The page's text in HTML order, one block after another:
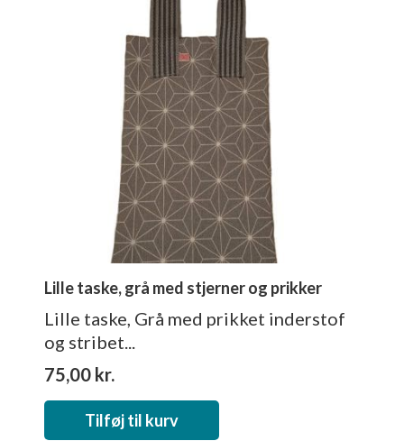
Lille taske, grå med stjerner og prikker
Lille taske, Grå med prikket inderstof
og stribet...
75,00 kr.
Tilføj til kurv